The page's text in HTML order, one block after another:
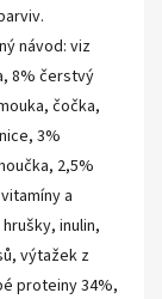
návod: viz
8% čerstvý
čočka,
3%
2,5%
a
inulin,
výtažek z
proteiny 34%,